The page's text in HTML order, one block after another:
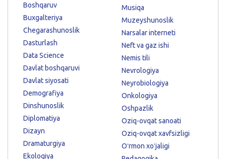
Boshqaruv
Buxgalteriya
Chegarashunoslik
Dasturlash
Data Science
Davlat boshqaruvi
Davlat siyosati
Demografiya
Dinshunoslik
Diplomatiya
Dizayn
Dramaturgiya
Ekologiya
Musiqa
Muzeyshunoslik
Narsalar interneti
Neft va gaz ishi
Nemis tili
Nevrologiya
Neyrobiologiya
Onkologiya
Oshpazlik
Oziq-ovqat sanoati
Oziq-ovqat xavfsizligi
Oʻrmon xoʻjaligi